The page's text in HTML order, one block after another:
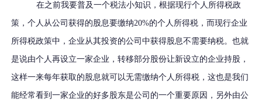
在之前我要普及一个税法小知识，根据现行个人所得税政
策，个人从公司获得的股息要缴纳20%的个人所得税，而现行企业
所得税政策中，企业从其投资的公司中获得股息不需要纳税。也就
是说由个人再设立一家企业，转移部分股份让新设立的企业持股，
这样一来每年获取的股息就可以无需缴纳个人所得税，这也是我们
能经常看到一家企业的好多股东是公司的一个重要原因，另外由公